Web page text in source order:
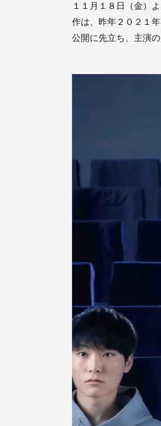
１１月１８日（金）
作は、昨年２０２１
公開に先立ち、主演